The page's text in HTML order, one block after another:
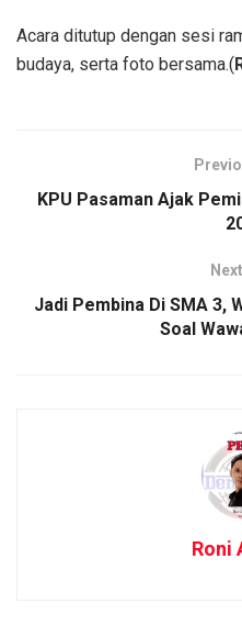
Acara ditutup dengan sesi
budaya, serta foto bersama.(
KPU Pasaman Ajak
Jadi Pembina Di SMA 3,
Soal
Roni